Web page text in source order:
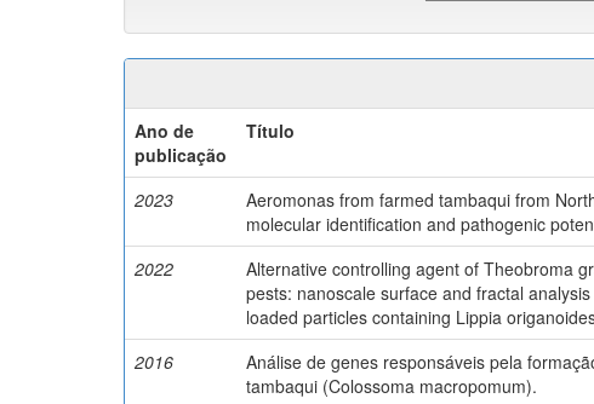
Ano de
publicação
Título
2023
Aeromonas from farmed tambaqui from
molecular identification and pathogenic
2022
Alternative controlling agent of Theobroma
pests: nanoscale surface and fractal
loaded particles containing Lippia
2016
Análise de genes responsáveis pela
tambaqui (Colossoma macropomum).